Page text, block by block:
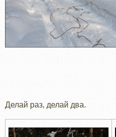
Делай раз, делай два.